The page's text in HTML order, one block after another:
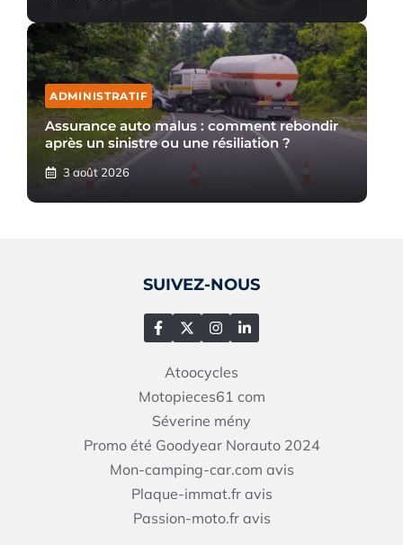
ADMINISTRATIF
Assurance auto malus : comment rebondir
après un sinistre ou une résiliation ?
3 août 2026
SUIVEZ-NOUS
Atoocycles
Motopieces61 com
Séverine mény
Promo été Goodyear Norauto 2024
Mon-camping-car.com avis
Plaque-immat.fr avis
Passion-moto.fr avis